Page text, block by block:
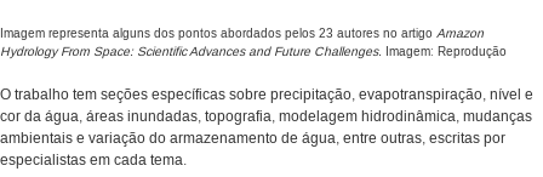
Imagem representa alguns dos pontos abordados pelos 23 autores no artigo Amazon
Hydrology From Space: Scientific Advances and Future Challenges. Imagem: Reprodução
O trabalho tem seções específicas sobre precipitação, evapotranspiração, nível e
cor da água, áreas inundadas, topografia, modelagem hidrodinâmica, mudanças
ambientais e variação do armazenamento de água, entre outras, escritas por
especialistas em cada tema.